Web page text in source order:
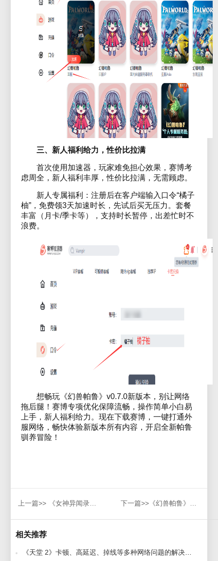
三、新人福利给力，性价比拉满
首次使用加速器，玩家难免担心效果，赛博考
虑周全，新人福利丰厚，性价比拉满，无需顾虑。
新人专属福利：注册后在客户端输入口令“橘子
柚”，免费领3天加速时长，先试后买无压力。套餐
丰富（月卡/季卡等），支持时长暂停，出差忙时不
浪费。
想畅玩《幻兽帕鲁》v0.7.0新版本，别让网络
拖后腿！赛博专项优化保障流畅，操作简单小白易
上手，新人福利给力。现在下载赛博，一键打通外
服网络，畅快体验新版本所有内容，开启全新帕鲁
驯养冒险！
上一篇>> 《女神异闻录：夜幕魅影》无法连接服务器/连接失败解决方法 下一篇>>《幻兽帕鲁》游戏联机进不去/无法登录/卡界面用什么加速器分享
相关推荐